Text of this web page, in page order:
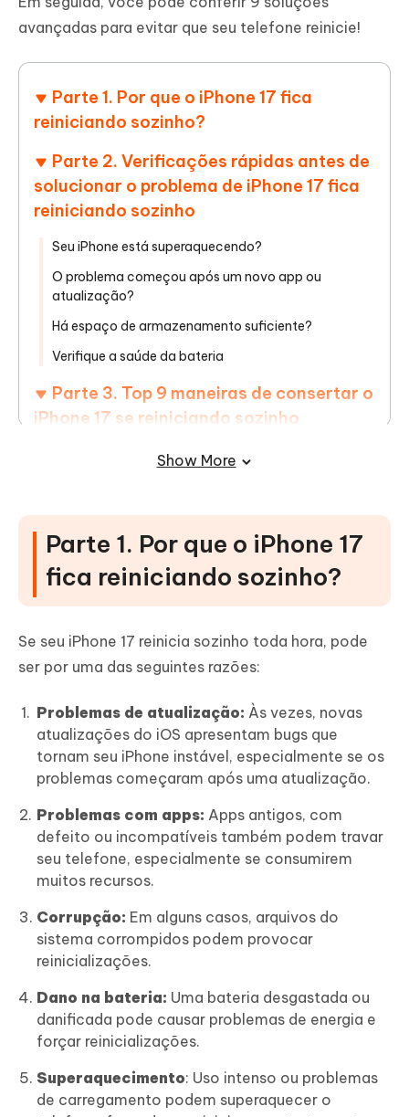
avançadas para evitar que seu telefone reinicie!
Parte 1. Por que o iPhone 17 fica
reiniciando sozinho?
Parte 2. Verificações rápidas antes de
solucionar o problema de iPhone 17 fica
reiniciando sozinho
Seu iPhone está superaquecendo?
O problema começou após um novo app ou
atualização?
Há espaço de armazenamento suficiente?
Verifique a saúde da bateria
Parte 3. Top 9 maneiras de consertar o
iPhone 17 se reiniciando sozinho
Solução 1: Forçar reinício do iPhone 17
Solução 3: Colocar o iPhone no modo de
recuperação
Solução 4: Liberar espaço de armazenamento
(sem perda de dados)
Solução 6: Atualizar para a versão mais recente do
Solução 7: Redefinir todas as configurações
Solução 8: Restaurar o iPhone pelo iTunes
Solução 9: Redefinição de fábrica (se nada
Show More
Parte 1. Por que o iPhone 17
fica reiniciando sozinho?
Se seu iPhone 17 reinicia sozinho toda hora, pode
ser por uma das seguintes razões:
Problemas de atualização: Às vezes, novas
atualizações do iOS apresentam bugs que
tornam seu iPhone instável, especialmente se os
problemas começaram após uma atualização.
Problemas com apps: Apps antigos, com
defeito ou incompatíveis também podem travar
seu telefone, especialmente se consumirem
muitos recursos.
Corrupção: Em alguns casos, arquivos do
sistema corrompidos podem provocar
reinicializações.
Dano na bateria: Uma bateria desgastada ou
danificada pode causar problemas de energia e
forçar reinicializações.
Superaquecimento: Uso intenso ou problemas
de carregamento podem superaquecer o